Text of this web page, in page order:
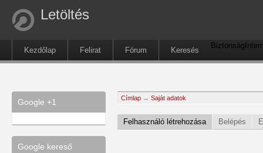
Letöltés
Kezdőlap Felirat Fórum Keresés
Biztonság
Google +1
Google kereső
Címlap → Saját adatok
Felhasználó létrehozása Belépés